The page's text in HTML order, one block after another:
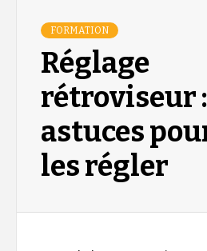
FORMATION
Réglage
rétroviseur
astuces
les régler